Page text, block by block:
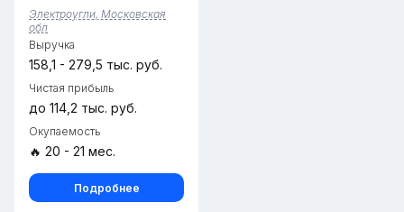
заказов Wildberries в г.
Электроугли. Объект
успешно функционирует с
2021 года и...
Электроугли, Московская
обл
Выручка
158,1 - 279,5 тыс. руб.
Чистая прибыль
до 114,2 тыс. руб.
Окупаемость
🔥 20 - 21 мес.
Подробнее